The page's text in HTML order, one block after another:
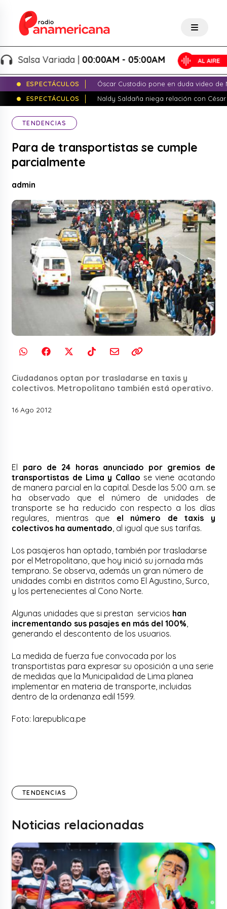
Salsa Variada |00:00AM - 05:00AM
ESPECTÁCULOS
Óscar Custodio pone en duda video de
ESPECTÁCULOS
Naldy Saldaña niega relación con
TENDENCIAS
Para de transportistas se cumple
parcialmente
admin
Ciudadanos optan por trasladarse en taxis y
colectivos. Metropolitano también está operativo.
16 Ago 2012
El paro de 24 horas anunciado por gremios de
transportistas de Lima y Callao se viene acatando
de manera parcial en la capital. Desde las 5:00 a.m. se
ha observado que el número de unidades de
transporte se ha reducido con respecto a los días
regulares, mientras que el número de taxis y
colectivos ha aumentado, al igual que sus tarifas.
Los pasajeros han optado, también por trasladarse
por el Metropolitano, que hoy inició su jornada más
temprano. Se observa, además un gran número de
unidades combi en distritos como El Agustino, Surco,
y los pertenecientes al Cono Norte.
Algunas unidades que si prestan servicios han
incrementando sus pasajes en más del 100%,
generando el descontento de los usuarios.
La medida de fuerza fue convocada por los
transportistas para expresar su oposición a una serie
de medidas que la Municipalidad de Lima planea
implementar en materia de transporte, incluidas
dentro de la ordenanza edil 1599.
Foto: larepublica.pe
TENDENCIAS
Noticias relacionadas